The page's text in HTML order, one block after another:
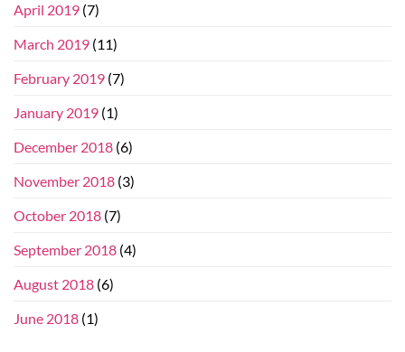
April 2019 (7)
March 2019 (11)
February 2019 (7)
January 2019 (1)
December 2018 (6)
November 2018 (3)
October 2018 (7)
September 2018 (4)
August 2018 (6)
June 2018 (1)